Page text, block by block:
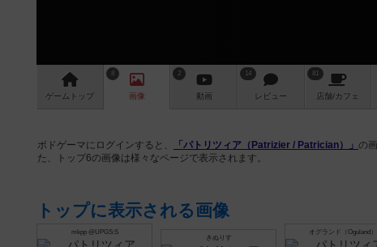
ゲーム トップ
8
画像
2
動画
14
レビュー
81
店舗/カフェ
ボドゲーマにログインすると、 「パトリツィア（Patrizier / Patrician）」 の
た、トップ6の画像は様々なページで表示されます。
トップに表示される画像
mkpp @UPGS:S
きぬりす
オグランド（Oguland）